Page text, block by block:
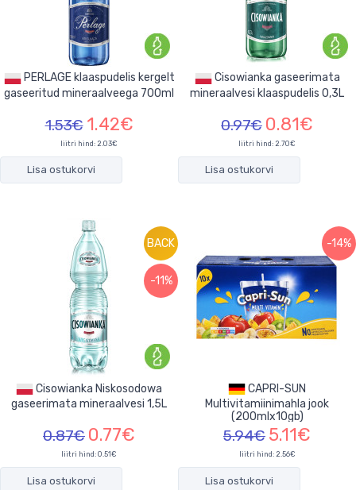
PERLAGE klaaspudelis kergelt
gaseeritud mineraalveega 700ml
1.53€ 1.42€
liitri hind: 2.03€
Lisa ostukorvi
Cisowianka gaseerimata
mineraalvesi klaaspudelis 0,3L
0.97€ 0.81€
liitri hind: 2.70€
Lisa ostukorvi
BACK
-11%
gaseerimata mineraalvesi 1,5L
0.87€ 0.77€
liitri hind: 0.51€
Lisa ostukorvi
-14%
Multivitamiinimahla jook
(200mlx10gb)
5.94€ 5.11€
liitri hind: 2.56€
Lisa ostukorvi